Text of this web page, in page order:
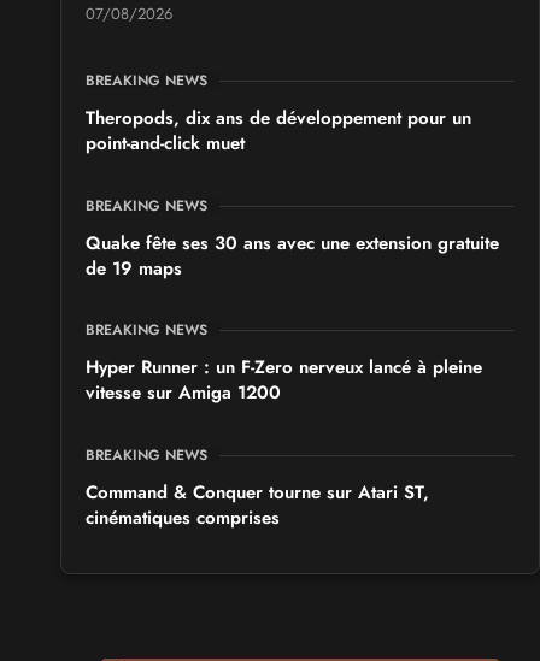
07/08/2026
BREAKING NEWS
Theropods, dix ans de développement pour un
point-and-click muet
BREAKING NEWS
Quake fête ses 30 ans avec une extension gratuite
de 19 maps
BREAKING NEWS
Hyper Runner : un F-Zero nerveux lancé à pleine
vitesse sur Amiga 1200
BREAKING NEWS
Command & Conquer tourne sur Atari ST,
cinématiques comprises